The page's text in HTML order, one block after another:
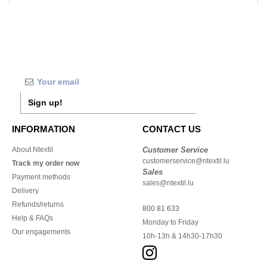
Sign up!
INFORMATION
About Ntextil
Track my order now
Payment methods
Delivery
Refunds/returns
Help & FAQs
Our engagements
CONTACT US
Customer Service
customerservice@ntextil.lu
Sales
sales@ntextil.lu
800 81 633
Monday to Friday
10h-13h & 14h30-17h30